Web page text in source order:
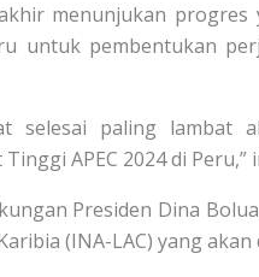
menunjukan progres
untuk pembentukan
selesai paling lambat
APEC 2024 di Peru,”
Presiden Dina
(INA-LAC) yang akan